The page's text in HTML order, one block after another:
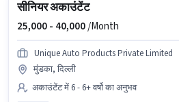
सीनियर अकाउंटेंट
25,000 - 40,000/Month
Unique Auto Products Private Limited
मुंडका, दिल्ली
अकाउंटेंट में 6 - 6+ वर्षो का अनुभव